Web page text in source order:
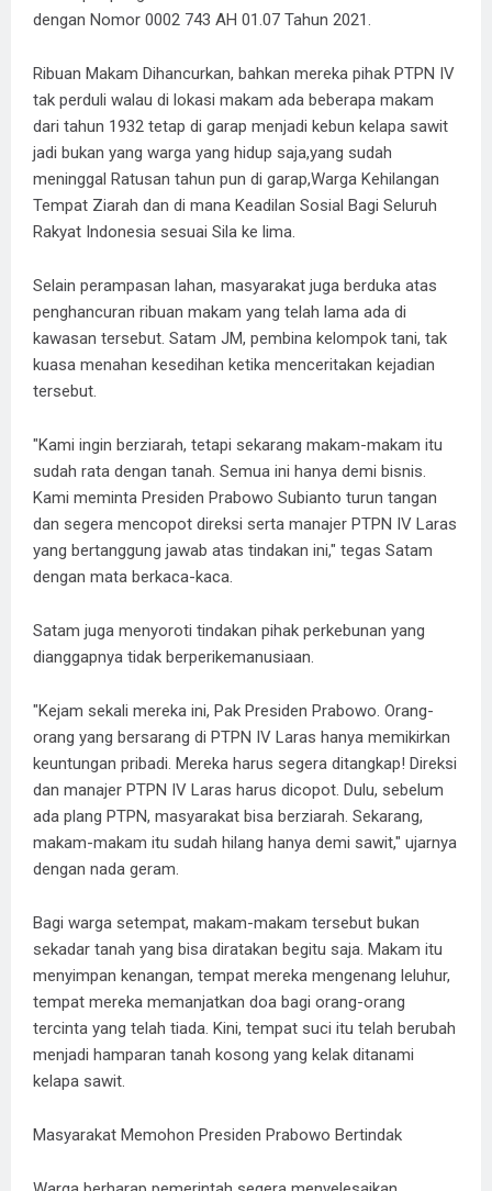
dengan Nomor 0002 743 AH 01.07 Tahun 2021.
Ribuan Makam Dihancurkan, bahkan mereka pihak PTPN IV
tak perduli walau di lokasi makam ada beberapa makam
dari tahun 1932 tetap di garap menjadi kebun kelapa sawit
jadi bukan yang warga yang hidup saja,yang sudah
meninggal Ratusan tahun pun di garap,Warga Kehilangan
Tempat Ziarah dan di mana Keadilan Sosial Bagi Seluruh
Rakyat Indonesia sesuai Sila ke lima.
Selain perampasan lahan, masyarakat juga berduka atas
penghancuran ribuan makam yang telah lama ada di
kawasan tersebut. Satam JM, pembina kelompok tani, tak
kuasa menahan kesedihan ketika menceritakan kejadian
tersebut.
"Kami ingin berziarah, tetapi sekarang makam-makam itu
sudah rata dengan tanah. Semua ini hanya demi bisnis.
Kami meminta Presiden Prabowo Subianto turun tangan
dan segera mencopot direksi serta manajer PTPN IV Laras
yang bertanggung jawab atas tindakan ini," tegas Satam
dengan mata berkaca-kaca.
Satam juga menyoroti tindakan pihak perkebunan yang
dianggapnya tidak berperikemanusiaan.
"Kejam sekali mereka ini, Pak Presiden Prabowo. Orang-
orang yang bersarang di PTPN IV Laras hanya memikirkan
keuntungan pribadi. Mereka harus segera ditangkap! Direksi
dan manajer PTPN IV Laras harus dicopot. Dulu, sebelum
ada plang PTPN, masyarakat bisa berziarah. Sekarang,
makam-makam itu sudah hilang hanya demi sawit," ujarnya
dengan nada geram.
Bagi warga setempat, makam-makam tersebut bukan
sekadar tanah yang bisa diratakan begitu saja. Makam itu
menyimpan kenangan, tempat mereka mengenang leluhur,
tempat mereka memanjatkan doa bagi orang-orang
tercinta yang telah tiada. Kini, tempat suci itu telah berubah
menjadi hamparan tanah kosong yang kelak ditanami
kelapa sawit.
Masyarakat Memohon Presiden Prabowo Bertindak